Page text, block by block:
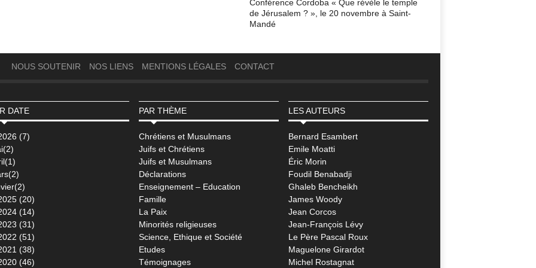
Conférence Cordoba « Que révèle le temple
de Jérusalem ? », le 20 novembre à Saint-
Mandé
NOUS SOUTENIR NOS LIENS MENTIONS LÉGALES CONTACT
DATE
(7)
(20)
(14)
(31)
(51)
(38)
(46)
PAR THÈME
Chrétiens et Musulmans
Juifs et Chrétiens
Juifs et Musulmans
Déclarations
Enseignement – Education
Famille
La Paix
Minorités religieuses
Science, Ethique et Société
Etudes
Témoignages
LES AUTEURS
Bernard Esambert
Emile Moatti
Éric Morin
Foudil Benabadji
Ghaleb Bencheikh
James Woody
Jean Corcos
Jean-François Lévy
Le Père Pascal Roux
Maguelone Girardot
Michel Rostagnat